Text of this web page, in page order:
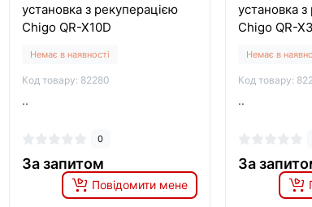
установка з рекуперацією
Chigo QR-X10D
Немає в наявності
Код товару: 82280
..
0
За запитом
Повідомити мене
установка
Chigo QR-
Немає в
Код товару:
..
За